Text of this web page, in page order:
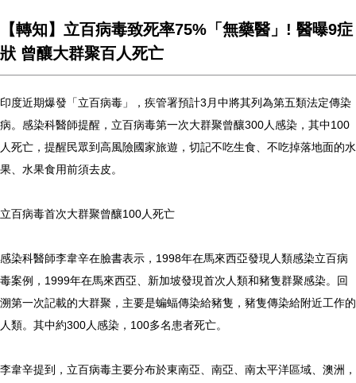
【轉知】立百病毒致死率75%「無藥醫」! 醫曝9症
狀 曾釀大群聚百人死亡
印度近期爆發「立百病毒」，疾管署預計3月中將其列為第五類法定傳染
病。感染科醫師提醒，立百病毒第一次大群聚曾釀300人感染，其中100
人死亡，提醒民眾到高風險國家旅遊，切記不吃生食、不吃掉落地面的水
果、水果食用前須去皮。
立百病毒首次大群聚曾釀100人死亡
感染科醫師李韋辛在臉書表示，1998年在馬來西亞發現人類感染立百病
毒案例，1999年在馬來西亞、新加坡發現首次人類和豬隻群聚感染。回
溯第一次記載的大群聚，主要是蝙蝠傳染給豬隻，豬隻傳染給附近工作的
人類。其中約300人感染，100多名患者死亡。
李韋辛提到，立百病毒主要分布於東南亞、南亞、南太平洋區域、澳洲，